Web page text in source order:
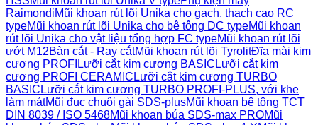
RaimondiMũi khoan rút lõi Unika cho gạch, thạch cao RC
typeMũi khoan rút lõi Unika cho bê tông DC typeMũi khoan
rút lõi Unika cho vật liệu tổng hợp FC typeMũi khoan rút lõi
ướt M12Bàn cắt - Ray cắtMũi khoan rút lõi TyrolitĐĩa mài kim
cương PROFI Lưỡi cắt kim cương BASIC Lưỡi cắt kim
cương PROFI CERAMIC Lưỡi cắt kim cương TURBO
BASIC Lưỡi cắt kim cương TURBO PROFI-PLUS, với khe
làm mátMũi đục chuôi gài SDS-plusMũi khoan bê tông TCT
DIN 8039 / ISO 5468Mũi khoan búa SDS-max PROMũi